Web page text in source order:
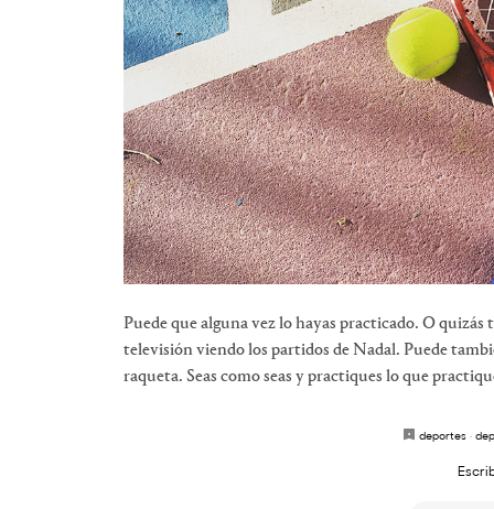
Puede que alguna vez lo hayas practicado. O
televisión viendo los partidos de Nadal. Puede
raqueta. Seas como seas y practiques lo que
deportes ·